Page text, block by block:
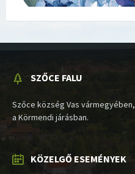
SZŐCE FALU
Szőce község Vas vármegyében,
a Körmendi járásban.
KÖZELGŐ ESEMÉNYEK